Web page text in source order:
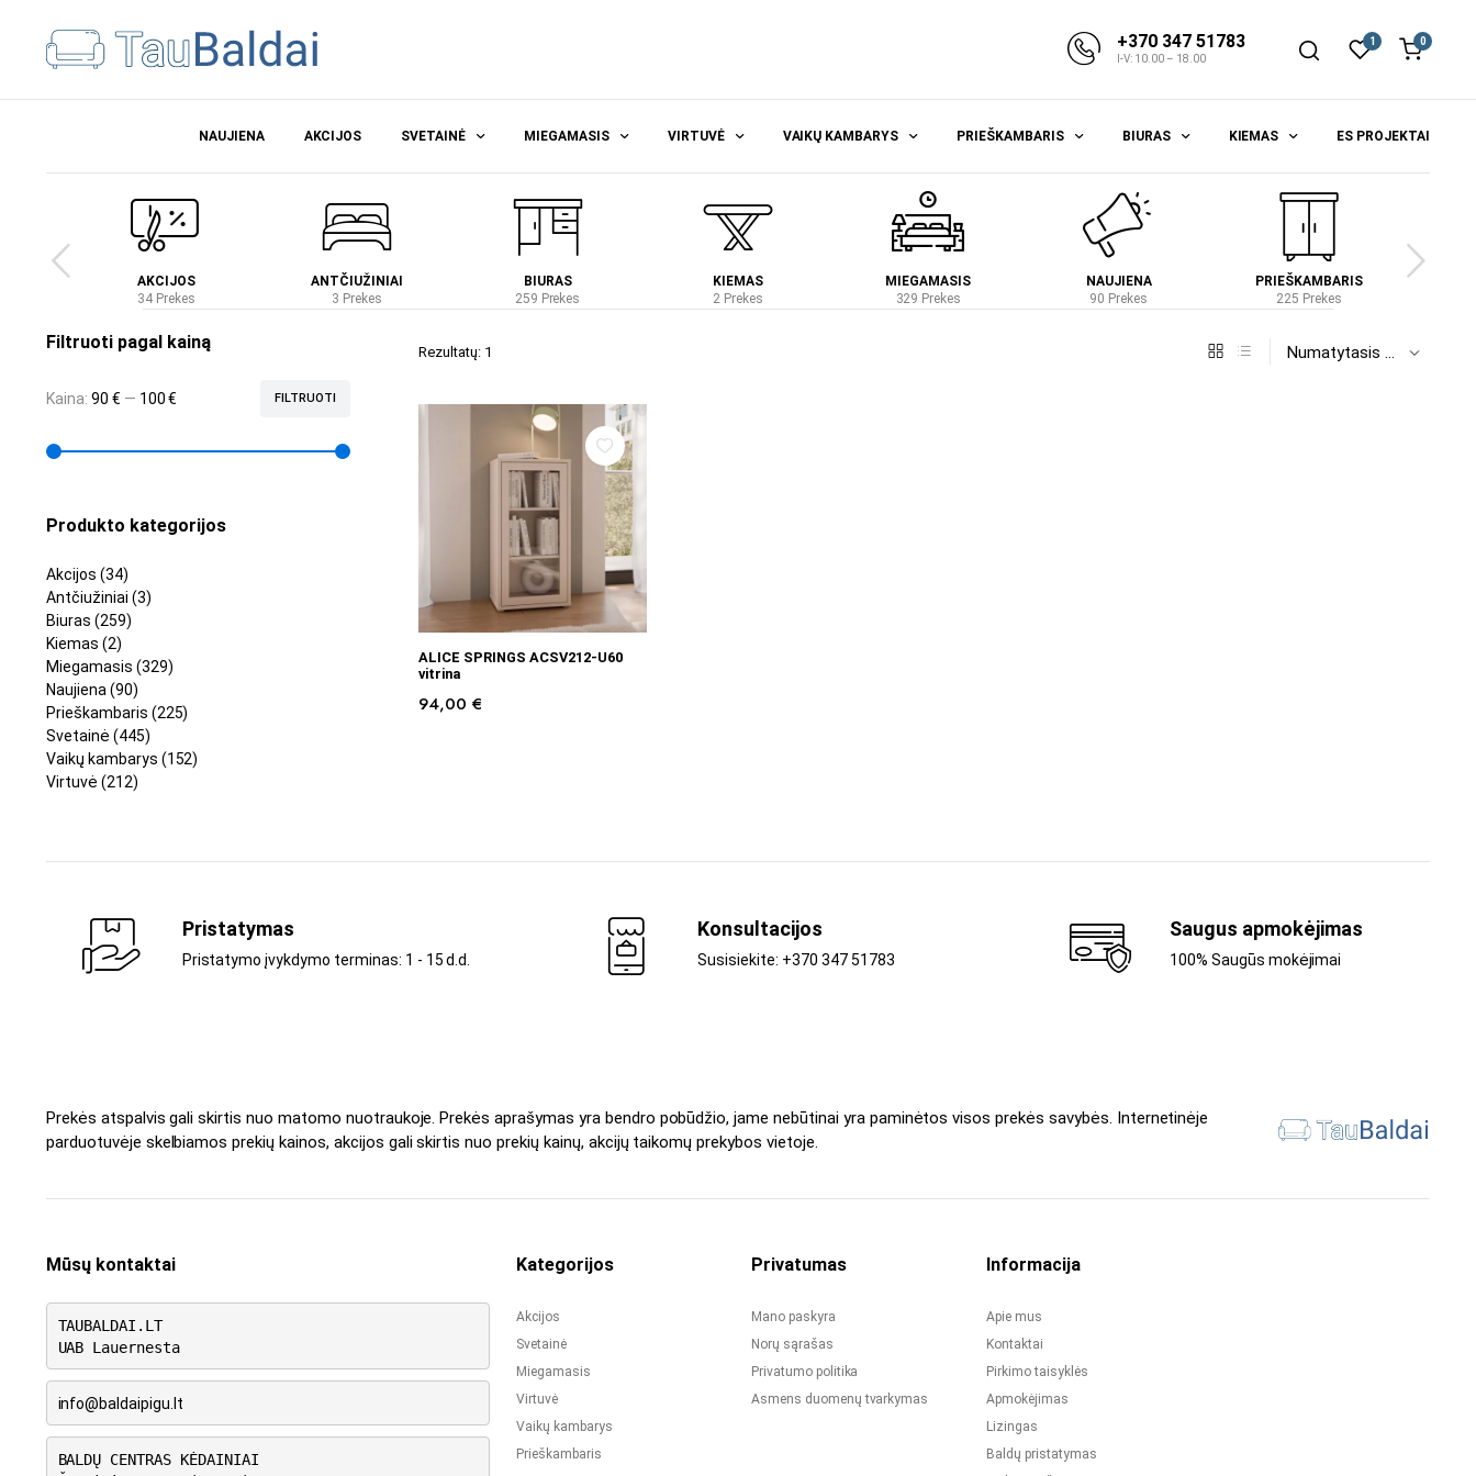
+370 347 51783
I-V: 10.00 – 18.00
1 0
NAUJIENA AKCIJOS SVETAINĖ MIEGAMASIS VIRTUVĖ VAIKŲ KAMBARYS PRIEŠKAMBARIS BIURAS KIEMAS ES PROJEKTAI
AKCIJOS
34 Prekes
ANTČIUŽINIAI
3 Prekes
BIURAS
259 Prekes
KIEMAS
2 Prekes
MIEGAMASIS
329 Prekes
NAUJIENA
90 Prekes
PRIEŠKAMBARIS
225 Prekes
Rezultatų: 1
Į KREPŠELĮ
ALICE SPRINGS ACSV212-U60
vitrina
94,00 €
Filtruoti pagal kainą
FILTRUOTI
Kaina: 90 € — 100 €
Produkto kategorijos
Akcijos (34)
Antčiužiniai (3)
Biuras (259)
Kiemas (2)
Miegamasis (329)
Naujiena (90)
Prieškambaris (225)
Svetainė (445)
Vaikų kambarys (152)
Virtuvė (212)
Pristatymas
Pristatymo įvykdymo terminas: 1 - 15 d.d.
Konsultacijos
Susisiekite: +370 347 51783
Saugus apmokėjimas
100% Saugūs mokėjimai
Prekės atspalvis gali skirtis nuo matomo nuotraukoje. Prekės aprašymas yra bendro pobūdžio, jame nebūtinai yra paminėtos visos prekės savybės. Internetinėje
parduotuvėje skelbiamos prekių kainos, akcijos gali skirtis nuo prekių kainų, akcijų taikomų prekybos vietoje.
Mūsų kontaktai
TAUBALDAI.LT
UAB Lauernesta
info@baldaipigu.lt
BALDŲ CENTRAS KĖDAINIAI
Kategorijos
Akcijos
Svetainė
Miegamasis
Virtuvė
Vaikų kambarys
Prieškambaris
Privatumas
Mano paskyra
Norų sąrašas
Privatumo politika
Asmens duomenų tvarkymas
Informacija
Apie mus
Kontaktai
Pirkimo taisyklės
Apmokėjimas
Lizingas
Baldų pristatymas